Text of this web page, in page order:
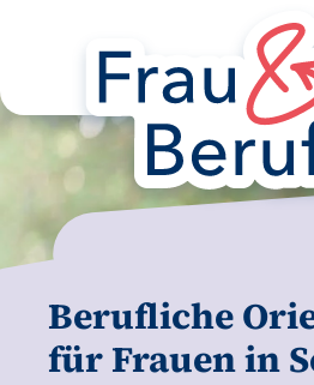
Berufliche
für Frauen in